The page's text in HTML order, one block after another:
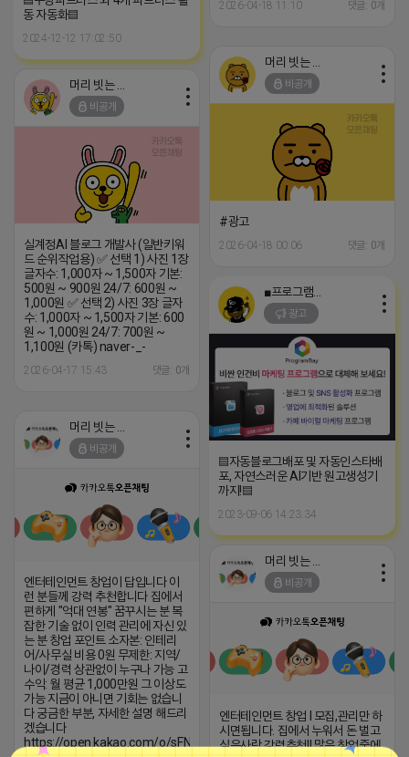
2026-04-18 11:10 댓글: 0개
동 자동화▤
2024-12-12 17:02:50
비공개
#광고
2026-04-18 00:06 댓글: 0개
비공개
실계정AI 블로그 개발사 (일반키워
드 순위작업용) ✅ 선택 1) 사진 1장
글자수: 1,000자 ~ 1,500자 기본:
500원 ~ 900원 24/7: 600원 ~
1,000원 ✅ 선택 2) 사진 3장 글자
수: 1,000자 ~ 1,500자 기본: 600
원 ~ 1,000원 24/7: 700원 ~
1,100원 (카톡) naver-_-
2026-04-17 15:43 댓글: 0개
광고
▤자동블로그배포 및 자동인스타배
포, 자연스러운 AI기반 원고생성기
까지!▤
2023-09-06 14:23:34
비공개
엔터테인먼트 창업이 답입니다 이
런 분들께 강력 추천합니다 집에서
편하게 "억대 연봉" 꿈꾸시는 분 복
잡한 기술 없이 인력 관리에 자신 있
는 분 창업 포인트 소자본: 인테리
어/사무실 비용 0원 무제한: 지역/
나이/경력 상관없이 누구나 가능 고
수익: 월 평균 1,000만원 그 이상도
가능 지금이 아니면 기회는 없습니
다 궁금한 부분, 자세한 설명 해드리
겠습니다
https://open.kakao.com/o/sFN24Qei
비공개
엔터테인먼트 창업 l 모집,관리만 하
시면됩니다. 집에서 누워서 돈 벌고
싶은사람 강력추천!! 많은 창업중에